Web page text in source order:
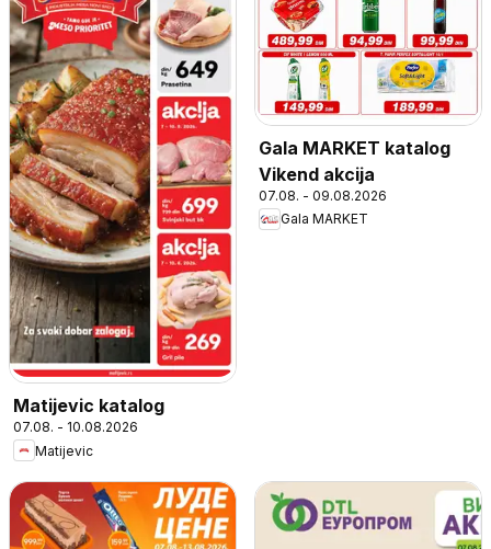
Matijevic katalog
07.08. - 10.08.2026
Matijevic
Gala MARKET katalog
Vikend akcija
07.08. - 09.08.2026
Gala MARKET